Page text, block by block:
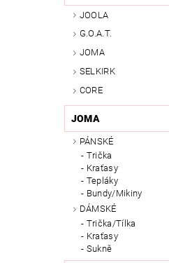
JOOLA
G.O.A.T.
JOMA
SELKIRK
CORE
JOMA
PÁNSKÉ
Trička
Kraťasy
Tepláky
Bundy/Mikiny
DÁMSKÉ
Trička/Tílka
Kraťasy
Sukně